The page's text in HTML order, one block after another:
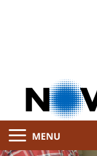
MENU